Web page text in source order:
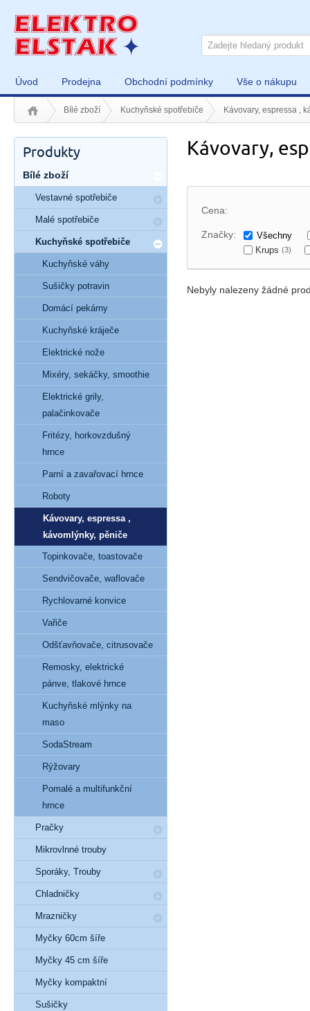
Úvod Prodejna Obchodní podmínky Vše o nákupu
Bílé zboží Kuchyňské spotřebiče Kávovary, espressa ,
Kávovary,
Cena:
Značky:
Všechny
Krups (3)
Nebyly nalezeny žádné
Produkty
Bílé zboží
Vestavné spotřebiče
Malé spotřebiče
Kuchyňské spotřebiče
Kuchyňské váhy
Sušičky potravin
Domácí pekárny
Kuchyňské kráječe
Elektrické nože
Mixéry, sekáčky, smoothie
Elektrické grily,
palačinkovače
Fritézy, horkovzdušný
hrnce
Parní a zavařovací hrnce
Roboty
Kávovary, espressa ,
kávomlýnky, pěniče
Topinkovače, toastovače
Sendvičovače, waflovače
Rychlovarné konvice
Vařiče
Odšťavňovače, citrusovače
Remosky, elektrické
pánve, tlakové hrnce
Kuchyňské mlýnky na
maso
SodaStream
Rýžovary
Pomalé a multifunkční
hrnce
Pračky
Mikrovlnné trouby
Sporáky, Trouby
Chladničky
Mrazničky
Myčky 60cm šíře
Myčky 45 cm šíře
Myčky kompaktní
Sušičky